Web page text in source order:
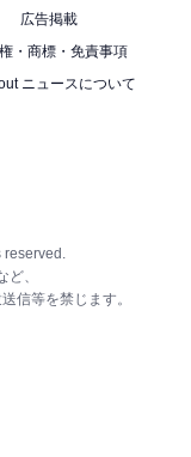
広告掲載
・商標・免責事項
ニュースについて
reserved.
、
信等を禁じます。